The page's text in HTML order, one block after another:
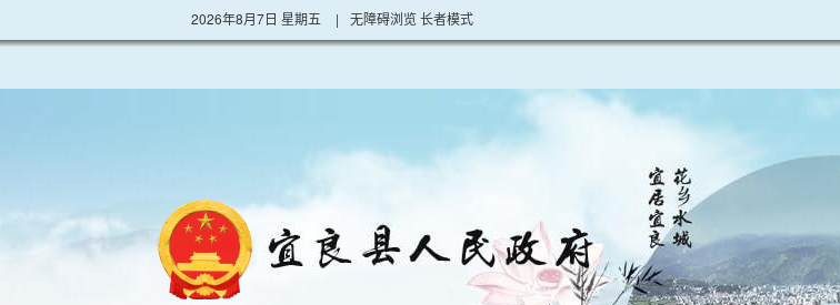
2026年8月7日 星期五 | 无障碍浏览长者模式